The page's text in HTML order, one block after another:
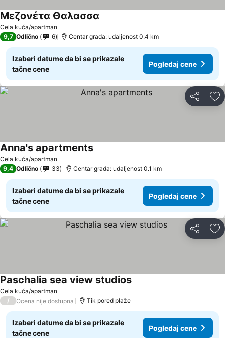
Cela kuća/apartman
Μεζονέτα Θαλασσα
9,7 Odlično 6 Centar grada: udaljenost 0.4 km
Izaberi datume da bi se prikazale
tačne cene
Pogledaj cene
Deli
Cela kuća/apartman
Anna's apartments
9,4 Odlično 33 Centar grada: udaljenost 0.1 km
Izaberi datume da bi se prikazale
tačne cene
Pogledaj cene
Deli
Cela kuća/apartman
Paschalia sea view studios
/ Ocena nije dostupna Tik pored plaže
Izaberi datume da bi se prikazale
tačne cene
Pogledaj cene